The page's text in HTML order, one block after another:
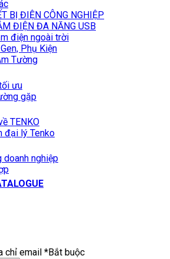
BỊ ĐIỆN CÔNG NGHIỆP
ĐIỆN ĐA NĂNG USB
điện ngoài trời
Phụ Kiện
Tường
ưu
gặp
TENKO
đại lý Tenko
doanh nghiệp
chỉ email *Bắt buộc